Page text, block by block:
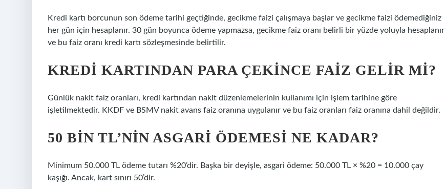
Kredi kartı borcunun son ödeme tarihi geçtiğinde, gecikme faizi çalışmaya başlar ve gecikme faizi ödemediğiniz
her gün için hesaplanır. 30 gün boyunca ödeme yapmazsa, gecikme faiz oranı belirli bir yüzde yoluyla hesaplanır
ve bu faiz oranı kredi kartı sözleşmesinde belirtilir.
KREDI KARTINDAN PARA ÇEKINCE FAIZ GELIR MI?
Günlük nakit faiz oranları, kredi kartından nakit düzenlemelerinin kullanımı için işlem tarihine göre
işletilmektedir. KKDF ve BSMV nakit avans faiz oranına uygulanır ve bu faiz oranları faiz oranına dahil değildir.
50 BIN TL’NIN ASGARI ÖDEMESI NE KADAR?
Minimum 50.000 TL ödeme tutarı %20’dir. Başka bir deyişle, asgari ödeme: 50.000 TL × %20 = 10.000 çay
kaşığı. Ancak, kart sınırı 50’dir.